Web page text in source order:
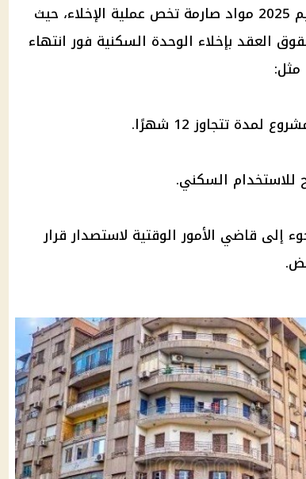
2025 مواد صارمة تخص عملية الإخلاء، حيث
العقد بإخلاء الوحدة السكنية فور انتهاء
مثل:
تتجاوز 12 شهرًا.
للاستخدام السكني.
إلى قاضي الأمور الوقتية لاستصدار قرار